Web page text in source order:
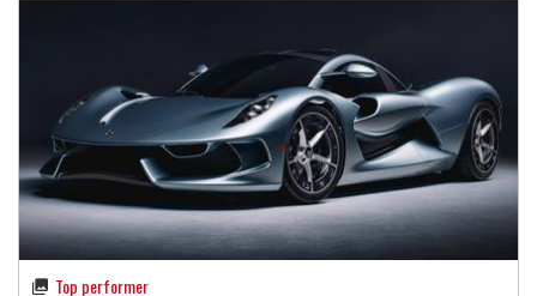
Top performer